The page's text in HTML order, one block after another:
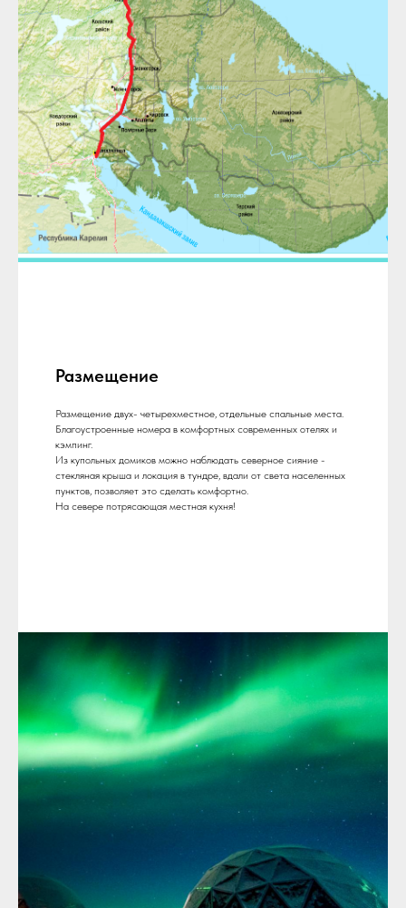
Размещение
Размещение двух- четырехместное, отдельные спальные места.
Благоустроенные номера в комфортных современных отелях и
кэмпинг.
Из купольных домиков можно наблюдать северное сияние -
стекляная крыша и локация в тундре, вдали от света населенных
пунктов, позволяет это сделать комфортно.
На севере потрясающая местная кухня!